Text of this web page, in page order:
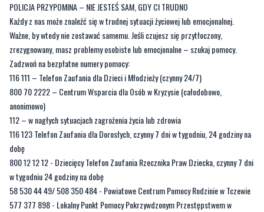
POLICJA PRZYPOMINA – NIE JESTEŚ SAM, GDY CI TRUDNO
Każdy z nas może znaleźć się w trudnej sytuacji życiowej lub emocjonalnej.
Ważne, by wtedy nie zostawać samemu. Jeśli czujesz się przytłoczony,
zrezygnowany, masz problemy osobiste lub emocjonalne – szukaj pomocy.
Zadzwoń na bezpłatne numery pomocy:
116 111 – Telefon Zaufania dla Dzieci i Młodzieży (czynny 24/7)
800 70 2222 – Centrum Wsparcia dla Osób w Kryzysie (całodobowo,
anonimowo)
112 – w nagłych sytuacjach zagrożenia życia lub zdrowia
116 123 Telefon Zaufania dla Dorosłych, czynny 7 dni w tygodniu, 24 godziny na
dobę
800 12 12 12 - Dziecięcy Telefon Zaufania Rzecznika Praw Dziecka, czynny 7 dni
w tygodniu 24 godziny na dobę
58 530 44 49/ 508 350 484 - Powiatowe Centrum Pomocy Rodzinie w Tczewie
577 377 898 - Lokalny Punkt Pomocy Pokrzywdzonym Przestępstwem w